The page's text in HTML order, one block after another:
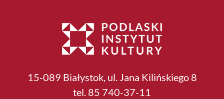
15-089 Białystok, ul. Jana Kilińskiego 8
tel. 85 740-37-11